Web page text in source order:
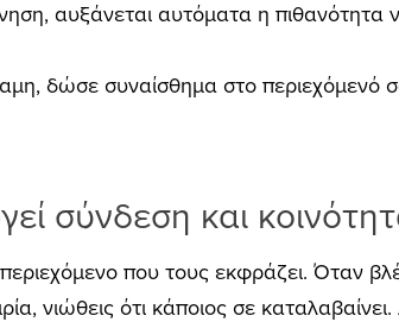
αυξάνεται αυτόματα η πιθανότητα
δώσε συναίσθημα στο περιεχόμενό
σύνδεση και
που τους εκφράζει. Όταν
νιώθεις ότι κάποιος σε